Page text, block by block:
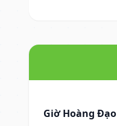
Giờ Hoàng Đạo